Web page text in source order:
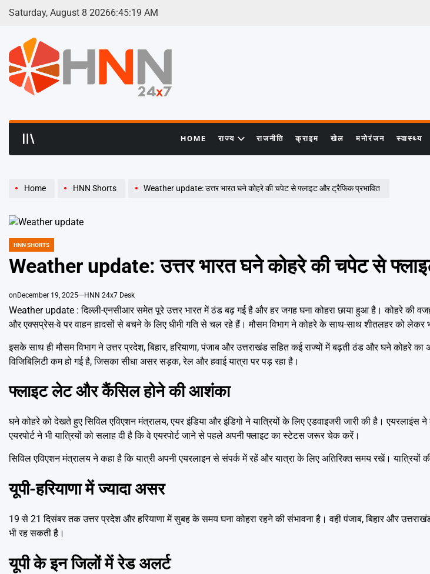
Skip
Saturday, August 8 20266:45:19 AM
HOME राज्य राजनीति क्राइम खेल मनोरंजन स्वास्थ्य
Home HNN Shorts Weather update: उत्तर भारत घने कोहरे की चपेट से फ्लाइट और ट्रैफिक प्रभावित
POSTED
HNN SHORTS
Weather update: उत्तर भारत घने कोहरे की चपेट से
onDecember 19, 2025 HNN 24x7 Desk
Weather update : दिल्ली-एनसीआर समेत पूरे उत्तर भारत में ठंड बढ़ गई है और हर जगह घना कोहरा छाया हुआ है। कोहरे की
और एक्सप्रेस-वे पर वाहन हादसों से बचने के लिए धीमी गति से चल रहे हैं। मौसम विभाग ने कोहरे के साथ-साथ शीतलहर को लेकर
इसके साथ ही मौसम विभाग ने उत्तर प्रदेश, बिहार, हरियाणा, पंजाब और उत्तराखंड सहित कई राज्यों में बढ़ती ठंड और घने कोहरे
विजिबिलिटी कम हो गई है, जिसका सीधा असर सड़क, रेल और हवाई यात्रा पर पड़ रहा है।
फ्लाइट लेट और कैंसिल होने की आशंका
घने कोहरे को देखते हुए सिविल एविएशन मंत्रालय, एयर इंडिया और इंडिगो ने यात्रियों के लिए एडवाइजरी जारी की है।
एयरपोर्ट ने भी यात्रियों को सलाह दी है कि वे एयरपोर्ट जाने से पहले अपनी फ्लाइट का स्टेटस जरूर चेक करें।
सिविल एविएशन मंत्रालय ने कहा है कि यात्री अपनी एयरलाइन से संपर्क में रहें और यात्रा के लिए अतिरिक्त समय रखें। यात्रियों
यूपी-हरियाणा में ज्यादा असर
19 से 21 दिसंबर तक उत्तर प्रदेश और हरियाणा में सुबह के समय घना कोहरा रहने की संभावना है। वही पंजाब, बिहार और उत्तराखंड
भी रह सकती है।
यूपी के इन जिलों में रेड अलर्ट